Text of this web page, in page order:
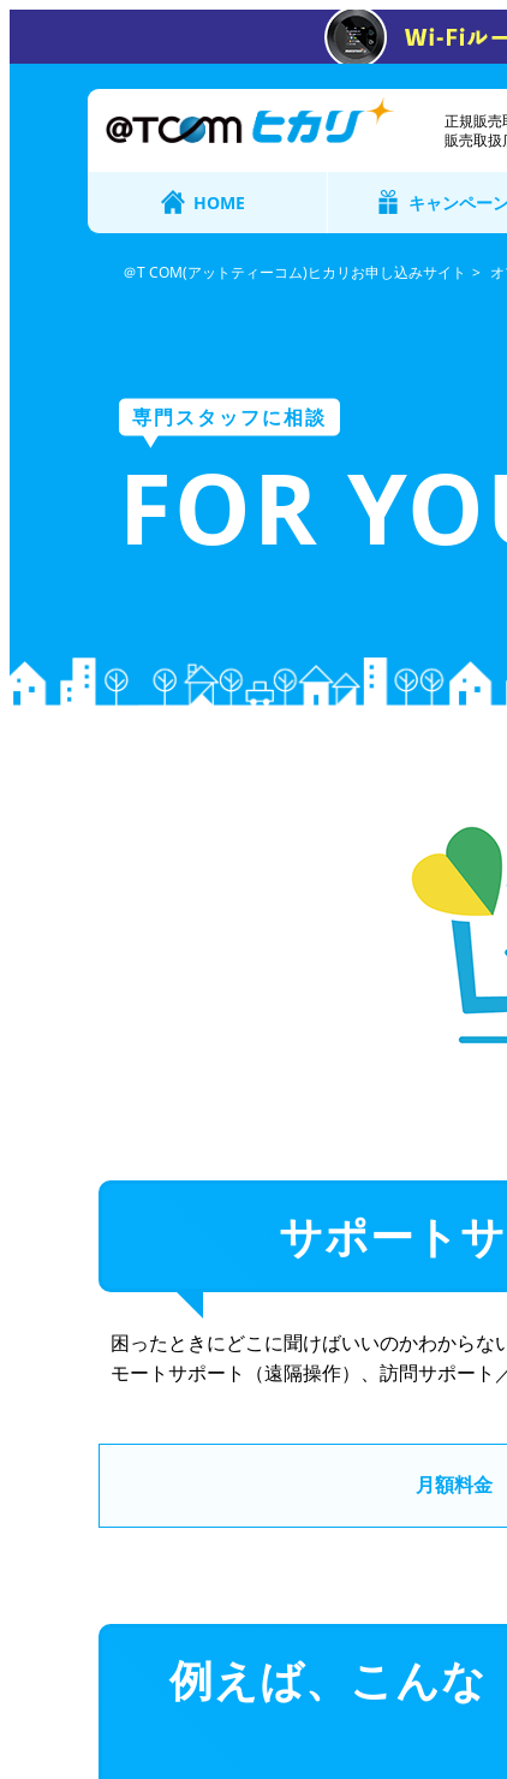
正規販売
販売取扱
HOME キャンペー
＠T COM(アットティーコム)ヒカリお申し込みサイト
専門スタッフに相談
FOR
サポート
困ったときにどこに聞けばいいのかわからな
モートサポート（遠隔操作）、訪問サポート
月額料金
例えば、こんな